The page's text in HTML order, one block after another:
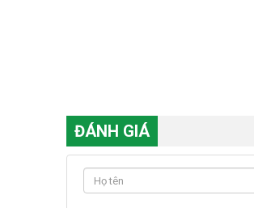
ĐÁNH GIÁ